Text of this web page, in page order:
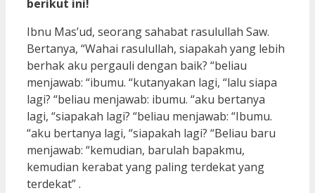
berikut ini!
Ibnu Mas’ud, seorang sahabat rasulullah Saw.
Bertanya, “Wahai rasulullah, siapakah yang lebih
berhak aku pergauli dengan baik? “beliau
menjawab: “ibumu. “kutanyakan lagi, “lalu siapa
lagi? “beliau menjawab: ibumu. “aku bertanya
lagi, “siapakah lagi? “beliau menjawab: “Ibumu.
“aku bertanya lagi, “siapakah lagi? “Beliau baru
menjawab: “kemudian, barulah bapakmu,
kemudian kerabat yang paling terdekat yang
terdekat” .